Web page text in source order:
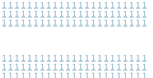
1 1 1 1 1 1 1 1 1 1 1 1 1 1 1 1 1 1 1 1 1 1 1
1 1 1 1 1 1 1 1 1 1 1 1 1 1 1 1 1 1 1 1 1 1 1
1 1 1 1 1 1 1 1 1 1 1 1 1 1 1 1 1 1 1 1 1 1 1
1 1 1 1 1 1 1 1 1 1 1 1 1 1 1 1 1 1 1 1 1 1 1
1 1 1 1 1 1 1 1 1 1 1 1 1 1 1 1 1 1 1 1 1 1 1
1 1 1 1 1 1 1 1 1 1 1 1 1 1 1 1 1 1 1 1 1 1 1